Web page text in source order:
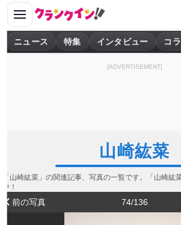
ニュース 特集 インタビュー コ
[ADVERTISEMENT]
山崎紘菜
「山崎紘菜」の関連記事、写真の一覧です。「山崎紘
中！
前の写真 74/136